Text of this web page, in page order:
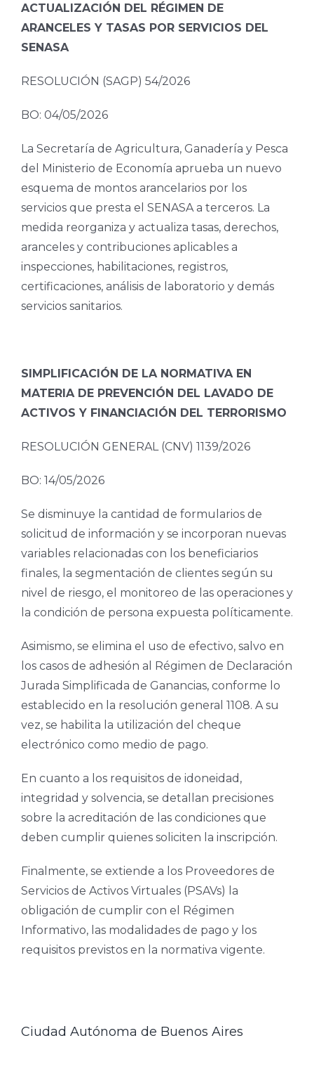
ACTUALIZACIÓN DEL RÉGIMEN DE
ARANCELES Y TASAS POR SERVICIOS DEL
SENASA
RESOLUCIÓN (SAGP) 54/2026
BO: 04/05/2026
La Secretaría de Agricultura, Ganadería y Pesca
del Ministerio de Economía aprueba un nuevo
esquema de montos arancelarios por los
servicios que presta el SENASA a terceros. La
medida reorganiza y actualiza tasas, derechos,
aranceles y contribuciones aplicables a
inspecciones, habilitaciones, registros,
certificaciones, análisis de laboratorio y demás
servicios sanitarios.
SIMPLIFICACIÓN DE LA NORMATIVA EN
MATERIA DE PREVENCIÓN DEL LAVADO DE
ACTIVOS Y FINANCIACIÓN DEL TERRORISMO
RESOLUCIÓN GENERAL (CNV) 1139/2026
BO: 14/05/2026
Se disminuye la cantidad de formularios de
solicitud de información y se incorporan nuevas
variables relacionadas con los beneficiarios
finales, la segmentación de clientes según su
nivel de riesgo, el monitoreo de las operaciones y
la condición de persona expuesta políticamente.
Asimismo, se elimina el uso de efectivo, salvo en
los casos de adhesión al Régimen de Declaración
Jurada Simplificada de Ganancias, conforme lo
establecido en la resolución general 1108. A su
vez, se habilita la utilización del cheque
electrónico como medio de pago.
En cuanto a los requisitos de idoneidad,
integridad y solvencia, se detallan precisiones
sobre la acreditación de las condiciones que
deben cumplir quienes soliciten la inscripción.
Finalmente, se extiende a los Proveedores de
Servicios de Activos Virtuales (PSAVs) la
obligación de cumplir con el Régimen
Informativo, las modalidades de pago y los
requisitos previstos en la normativa vigente.
Ciudad Autónoma de Buenos Aires